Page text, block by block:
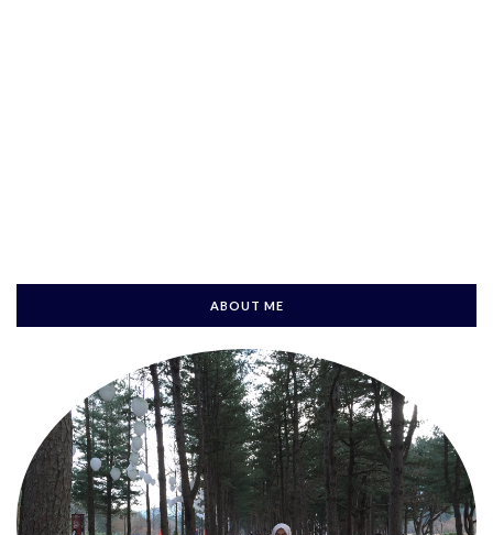
ABOUT ME